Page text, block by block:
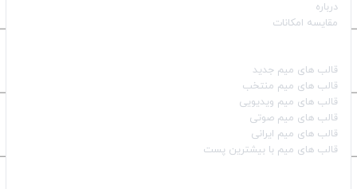
درباره
مقایسه امکانات
قالب‌ های میم جدید
قالب‌ های میم منتخب
قالب‌ های میم ویدیویی
قالب‌ های میم صوتی
قالب‌ های میم ایرانی
قالب‌ های میم با بیشترین پست